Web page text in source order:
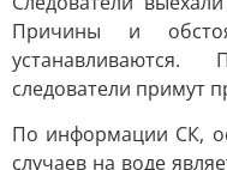
Причины и
следователи примут
По информации СК,
случаев на воде